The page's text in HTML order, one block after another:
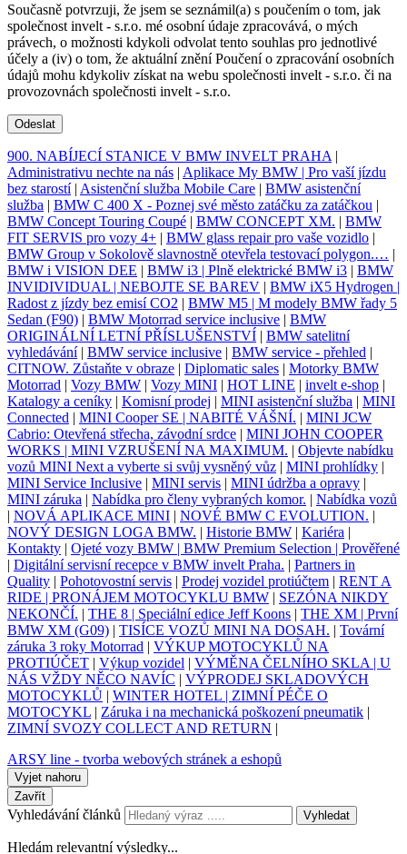
Současně potvrzuji, že jsem se seznámil(a) s poučením o tom, jak
společnost invelt - s.r.o. mé osobní údaje zpracovává, o mých
právech, o možnosti kdykoli odvolat tento souhlas pro jednotlivé
účely a (iv) o tom, že aktuální znění Poučení o zpracování osobních
údajů mohu kdykoliv získat na webu společnosti invelt - s.r.o. či na
provozovnách společnosti invelt - s.r.o.
Odeslat
900. NABÍJECÍ STANICE V BMW INVELT PRAHA |
Administrativu nechte na nás | Aplikace My BMW | Pro vaší jízdu
bez starostí| Asistenční služba Mobile Care | BMW asistenční
služba | BMW C 400 X - Poznej své město zatáčku za zatáčkou |
BMW Concept Touring Coupé | BMW CONCEPT XM. | BMW
FIT SERVIS pro vozy 4+ | BMW glass repair pro vaše vozidlo |
BMW Group v Sokolově slavnostně otevřela testovací polygon.… |
BMW i VISION DEE | BMW i3 | Plně elektrické BMW i3 | BMW
INVIDIVIDUAL | NEBOJTE SE BAREV | BMW iX5 Hydrogen |
Radost z jízdy bez emisí CO2 | BMW M5 | M modely BMW řady 5
Sedan (F90) | BMW Motorrad service inclusive | BMW
ORIGINÁLNÍ LETNÍ PŘÍSLUŠENSTVÍ | BMW satelitní
vyhledávání| BMW service inclusive | BMW service - přehled |
CITNOW. Zůstaňte v obraze | Diplomatic sales | Motorky BMW
Motorrad | Vozy BMW | Vozy MINI | HOT LINE | invelt e-shop |
Katalogy a ceníky | Komisní prodej | MINI asistenční služba | MINI
Connected | MINI Cooper SE | NABITÉ VÁŠNÍ. | MINI JCW
Cabrio: Otevřená střecha, závodní srdce | MINI JOHN COOPER
WORKS | MINI VZRUŠENÍ NA MAXIMUM. | Objevte nabídku
vozů MINI Next a vyberte si svůj vysněný vůz | MINI prohlídky |
MINI Service Inclusive | MINI servis | MINI údržba a opravy |
MINI záruka | Nabídka pro členy vybraných komor. | Nabídka vozů
| NOVÁ APLIKACE MINI | NOVÉ BMW C EVOLUTION. |
NOVÝ DESIGN LOGA BMW. | Historie BMW | Kariéra |
Kontakty | Ojeté vozy BMW | BMW Premium Selection | Prověřené
| Digitální servisní recepce v BMW invelt Praha. | Partners in
Quality | Pohotovostní servis | Prodej vozidel protiúčtem | RENT A
RIDE | PRONÁJEM MOTOCYKLU BMW | SEZÓNA NIKDY
NEKONČÍ. | THE 8 | Speciální edice Jeff Koons | THE XM | První
BMW XM (G09) | TISÍCE VOZŮ MINI NA DOSAH. | Tovární
záruka 3 roky Motorrad | VÝKUP MOTOCYKLŮ NA
PROTIÚČET | Výkup vozidel | VÝMĚNA ČELNÍHO SKLA | U
NÁS VŽDY NĚCO NAVÍC | VÝPRODEJ SKLADOVÝCH
MOTOCYKLŮ | WINTER HOTEL | ZIMNÍ PÉČE O
MOTOCYKL | Záruka i na mechanická poškození pneumatik |
ZIMNÍ SVOZY COLLECT AND RETURN |
ARSY line - tvorba webových stránek a eshopů
Vyjet nahoru
Zavřít
Vyhledávání článků Vyhledat
Hledám relevantní výsledky...